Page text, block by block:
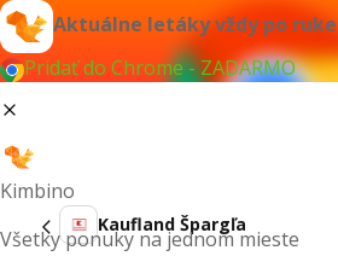
Aktuálne letáky vždy po ruke
Pridať do Chrome - ZADARMO
Kimbino
Všetky ponuky na jednom mieste
Kaufland Špargľa